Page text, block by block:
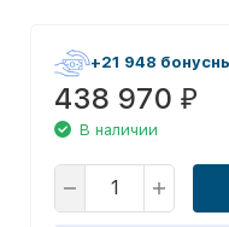
+21 948
438 970 ₽
В наличии